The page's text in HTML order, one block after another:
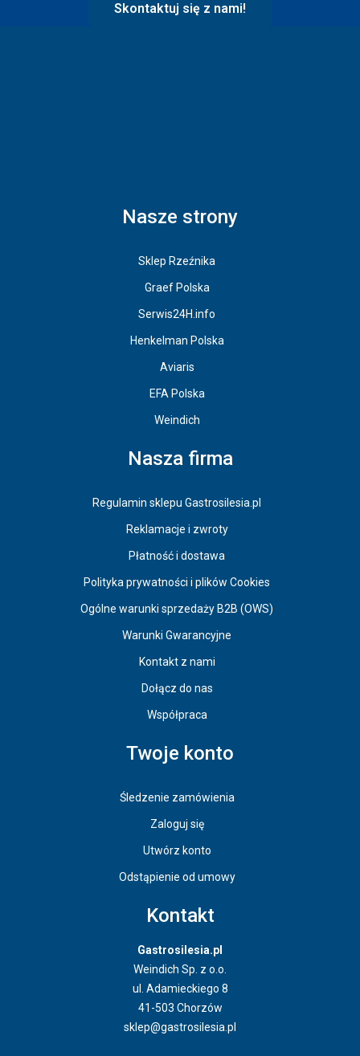
Skontaktuj się z nami!
Nasze strony
Sklep Rzeźnika
Graef Polska
Serwis24H.info
Henkelman Polska
Aviaris
EFA Polska
Weindich
Nasza firma
Regulamin sklepu Gastrosilesia.pl
Reklamacje i zwroty
Płatność i dostawa
Polityka prywatności i plików Cookies
Ogólne warunki sprzedaży B2B (OWS)
Warunki Gwarancyjne
Kontakt z nami
Dołącz do nas
Współpraca
Twoje konto
Śledzenie zamówienia
Zaloguj się
Utwórz konto
Odstąpienie od umowy
Kontakt
Gastrosilesia.pl
Weindich Sp. z o.o.
ul. Adamieckiego 8
41-503 Chorzów
sklep@gastrosilesia.pl